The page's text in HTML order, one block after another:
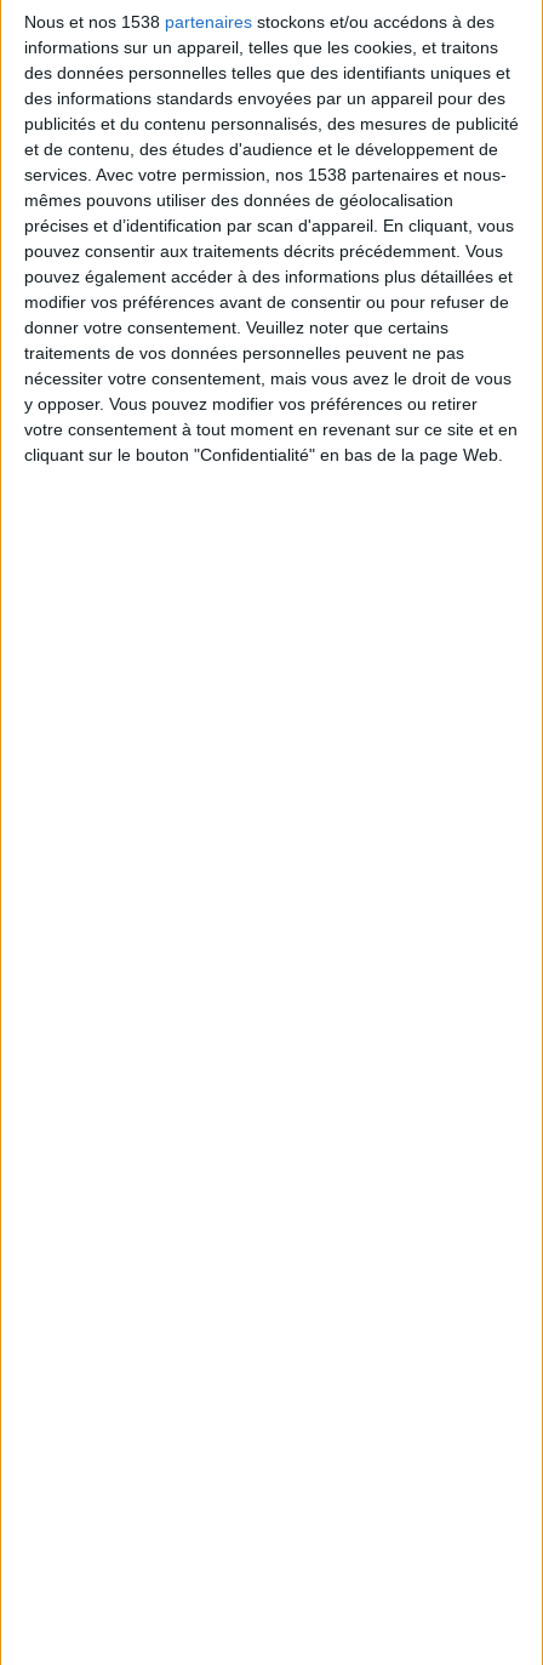
Nous et nos 1538 partenaires stockons et/ou accédons à des
informations sur un appareil, telles que les cookies, et traitons
des données personnelles telles que des identifiants uniques et
des informations standards envoyées par un appareil pour des
publicités et du contenu personnalisés, des mesures de publicité
et de contenu, des études d'audience et le développement de
services. Avec votre permission, nos 1538 partenaires et nous-
mêmes pouvons utiliser des données de géolocalisation
précises et d’identification par scan d'appareil. En cliquant, vous
pouvez consentir aux traitements décrits précédemment. Vous
pouvez également accéder à des informations plus détaillées et
modifier vos préférences avant de consentir ou pour refuser de
donner votre consentement. Veuillez noter que certains
traitements de vos données personnelles peuvent ne pas
nécessiter votre consentement, mais vous avez le droit de vous
y opposer. Vous pouvez modifier vos préférences ou retirer
votre consentement à tout moment en revenant sur ce site et en
cliquant sur le bouton "Confidentialité" en bas de la page Web.
Webinaires en direct Voir tout
Peut-on remplacer la viande par des féculents ?
Consultation diététique du 05/08/2026